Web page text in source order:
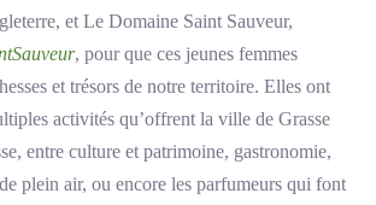
et Le Domaine Saint Sauveur,
, pour que ces jeunes femmes
et trésors de notre territoire. Elles ont
activités qu’offrent la ville de Grasse
entre culture et patrimoine, gastronomie,
plein air, ou encore les parfumeurs qui font